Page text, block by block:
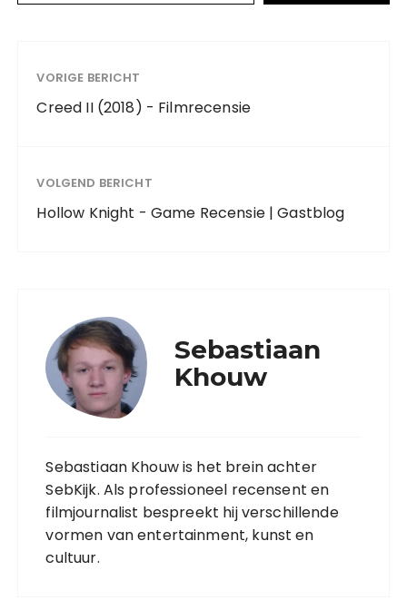
VORIGE BERICHT
Creed II (2018) - Filmrecensie
VOLGEND BERICHT
Hollow Knight - Game Recensie | Gastblog
Sebastiaan
Khouw
Sebastiaan Khouw is het brein achter
SebKijk. Als professioneel recensent en
filmjournalist bespreekt hij verschillende
vormen van entertainment, kunst en
cultuur.